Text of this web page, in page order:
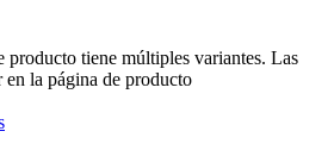
producto tiene múltiples variantes. Las
en la página de producto